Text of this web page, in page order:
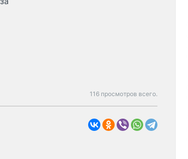
116 просмотров всего.